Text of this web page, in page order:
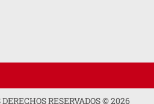
RESERVADOS ©2026